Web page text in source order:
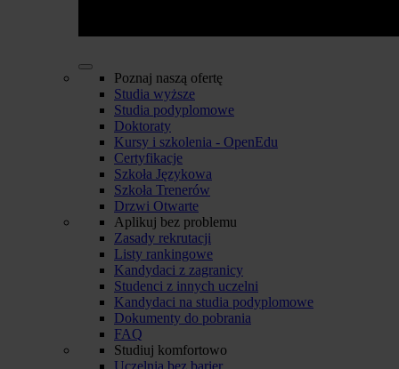
Poznaj naszą ofertę
Studia wyższe
Studia podyplomowe
Doktoraty
Kursy i szkolenia - OpenEdu
Certyfikacje
Szkoła Językowa
Szkoła Trenerów
Drzwi Otwarte
Aplikuj bez problemu
Zasady rekrutacji
Listy rankingowe
Kandydaci z zagranicy
Studenci z innych uczelni
Kandydaci na studia podyplomowe
Dokumenty do pobrania
FAQ
Studiuj komfortowo